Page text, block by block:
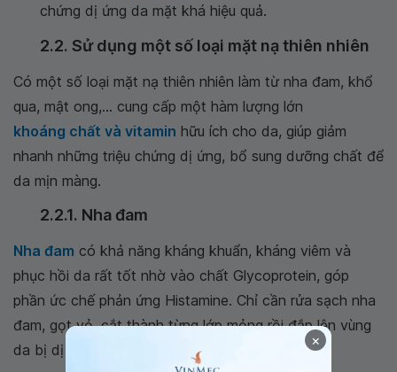
chứng dị ứng da mặt khá hiệu quả.
2.2. Sử dụng một số loại mặt nạ thiên nhiên
Có một số loại mặt nạ thiên nhiên làm từ nha đam, khổ
qua, mật ong,… cung cấp một hàm lượng lớn
khoáng chất và vitamin hữu ích cho da, giúp giảm
nhanh những triệu chứng dị ứng, bổ sung dưỡng chất để
da mịn màng.
2.2.1. Nha đam
Nha đam có khả năng kháng khuẩn, kháng viêm và
phục hồi da rất tốt nhờ vào chất Glycoprotein, góp
phần ức chế phản ứng Histamine. Chỉ cần rửa sạch nha
đam, gọt vỏ, cắt thành từng lớp mỏng rồi đắp lên vùng
da bị dị ứng, sau đó nằm thư giãn tầm 15 phút.
×